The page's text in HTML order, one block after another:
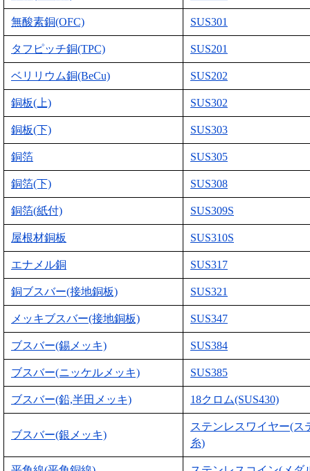
無酸素銅(OFC) SUS301
タフピッチ銅(TPC) SUS201
ベリリウム銅(BeCu) SUS202
銅板(上) SUS302
銅板(下) SUS303
銅箔 SUS305
銅箔(下) SUS308
銅箔(紙付) SUS309S
屋根材銅板 SUS310S
エナメル銅 SUS317
銅ブスバー(接地銅板) SUS321
メッキブスバー(接地銅板) SUS347
ブスバー(錫メッキ) SUS384
ブスバー(ニッケルメッキ) SUS385
ブスバー(鉛,半田メッキ) 18クロム(SUS430)
ブスバー(銀メッキ)
ステンレスワイヤー(ス
糸)